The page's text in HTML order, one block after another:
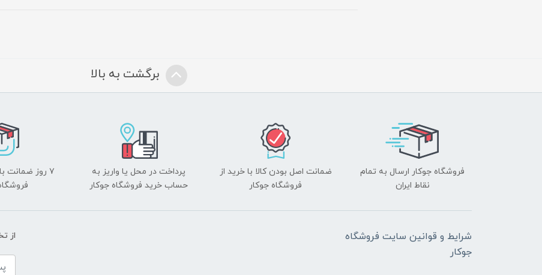
برگشت به بالا
فروشگاه جوکار ارسال به تمام
نقاط ایران
ضمانت اصل بودن کالا با خرید از
فروشگاه جوکار
پرداخت در محل یا واریز به
حساب خرید فروشگاه جوکار
۷ روز ضمانت
شرایط و قوانین سایت فروشگاه
جوکار
از